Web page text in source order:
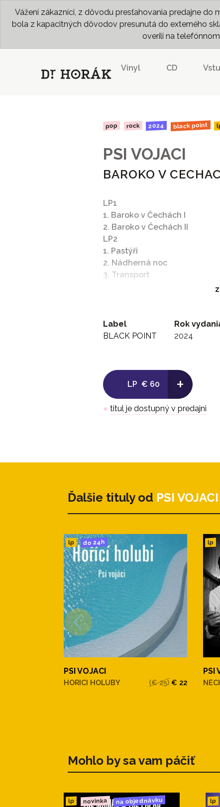
Vážení zákazníci, z dôvodu presťahovania predajne
bola z kapacitných dôvodov presunutá do externého
overili na
Vinyl CD
pop rock 2024 black point
PSI VOJACI
BAROKO V
LP1
1. Baroko v Čechách I
2. Baroko v Čechách II
LP2
1. Pastýři
2. Nádherná noc
3. Transport
Label
BLACK POINT
Rok
2024
LP € 60 +
● titul je dostupný v predajni
Ďalšie tituly od PSI VOJACI
lp do 24h
PSI VOJACI
HORICI HOLUBY (€ 25) € 22
lp
PSI
Mohlo by sa vam páčiť
lp novinka na objednávku lp